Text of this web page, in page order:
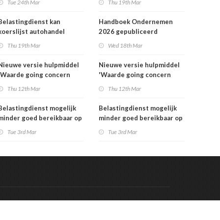
Tue 24th Mar
kan
autohandel
Thu 19th Mar
versie hulpmiddel
going concern
Thu 12th Mar
mogelijk
goed bereikbaar op
Tue 3rd Mar
Thu 19th Mar
Handboek Ondernemen
2026 gepubliceerd
Wed 18th Mar
Nieuwe versie hulpmiddel
'Waarde going concern
Thu 12th Mar
Belastingdienst mogelijk
minder goed bereikbaar op
Tue 3rd Mar